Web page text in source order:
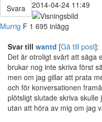
Svara
2014-04-24 11:49
Murrig F 1 695 inlägg
Svar till wantd [Gå till post]:
Det är otroligt svårt att säga
brukar nog inte skriva först
men om jag gillar att prata
och för konversationen
plötsligt slutade skriva
utan att höra av mig om jag